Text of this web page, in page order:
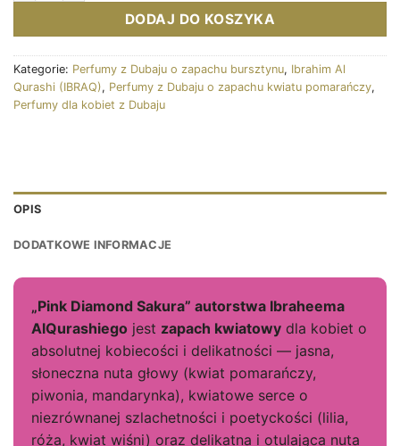
DODAJ DO KOSZYKA
Kategorie: Perfumy z Dubaju o zapachu bursztynu, Ibrahim Al
Qurashi (IBRAQ), Perfumy z Dubaju o zapachu kwiatu pomarańczy,
Perfumy dla kobiet z Dubaju
OPIS
DODATKOWE INFORMACJE
„Pink Diamond Sakura” autorstwa Ibraheema
AlQurashiego jest zapach kwiatowy dla kobiet o
absolutnej kobiecości i delikatności — jasna,
słoneczna nuta głowy (kwiat pomarańczy,
piwonia, mandarynka), kwiatowe serce o
niezrównanej szlachetności i poetyckości (lilia,
róża, kwiat wiśni) oraz delikatna i otulająca nuta